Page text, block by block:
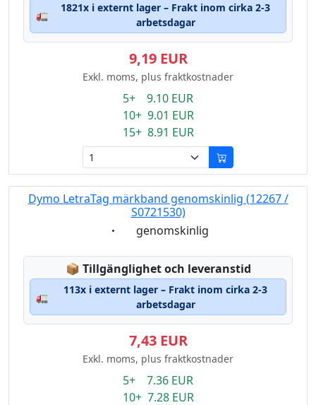
🚛
1821x i externt lager – Frakt inom cirka 2-3
arbetsdagar
9,19 EUR
Exkl. moms, plus fraktkostnader
5+ 9.10 EUR
10+ 9.01 EUR
15+ 8.91 EUR
Dymo LetraTag märkband genomskinlig (12267 /
S0721530)
Eigenschaft:
genomskinlig
📦 Lagerstatus:
Tillgänglighet och leveranstid
🚛
113x i externt lager – Frakt inom cirka 2-3
arbetsdagar
7,43 EUR
Exkl. moms, plus fraktkostnader
5+ 7.36 EUR
10+ 7.28 EUR